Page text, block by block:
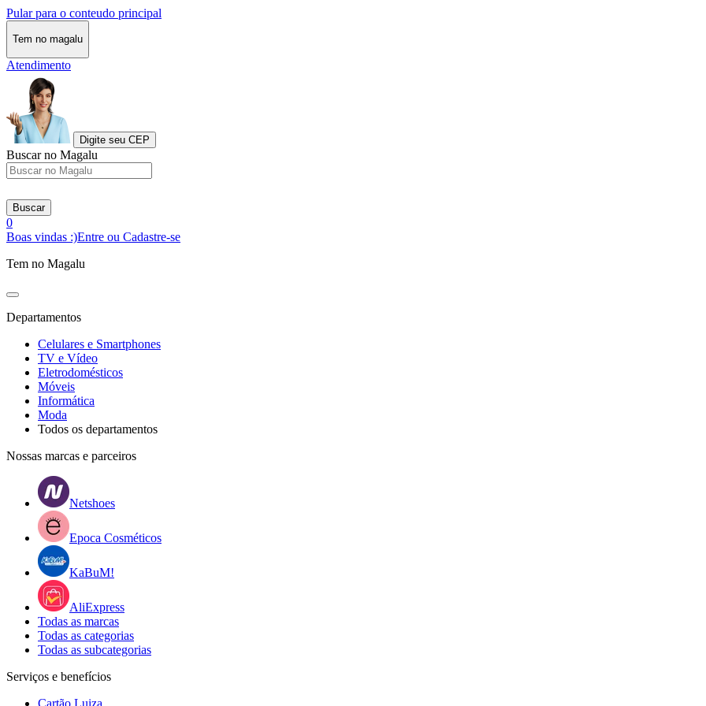
Pular para o conteudo principal
Tem no magalu
Atendimento
Digite seu CEP
Buscar no Magalu
Buscar
0
Boas vindas :)Entre ou Cadastre-se
Tem no Magalu
Departamentos
Celulares e Smartphones
TV e Vídeo
Eletrodomésticos
Móveis
Informática
Moda
Todos os departamentos
Nossas marcas e parceiros
Netshoes
Epoca Cosméticos
KaBuM!
AliExpress
Todas as marcas
Todas as categorias
Todas as subcategorias
Serviços e benefícios
Cartão Luiza